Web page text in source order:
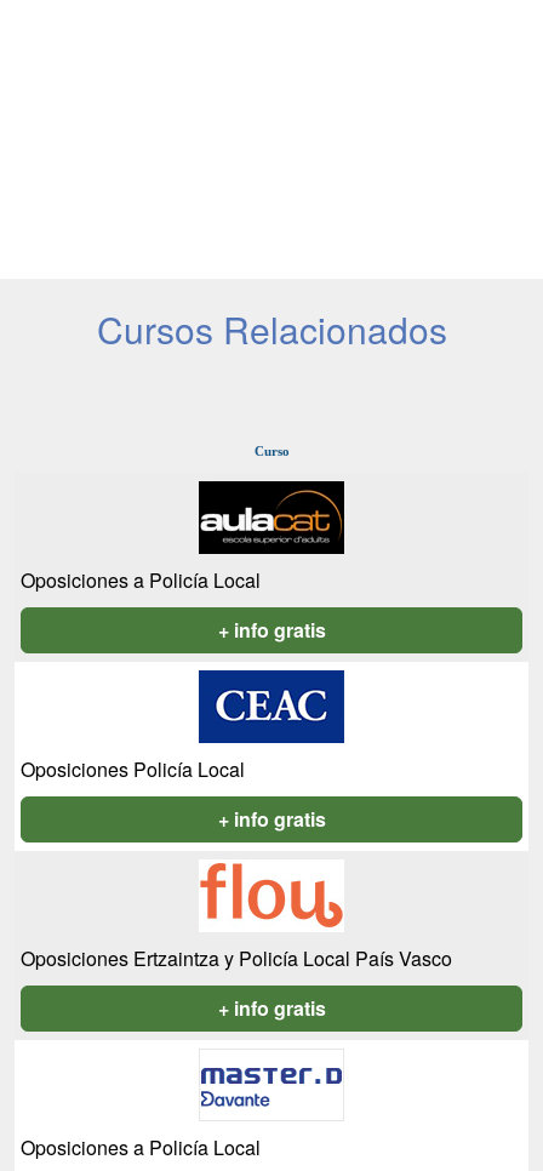
Cursos Relacionados
Curso
Oposiciones a Policía Local
+ info gratis
Oposiciones Policía Local
+ info gratis
Oposiciones Ertzaintza y Policía Local País Vasco
+ info gratis
Oposiciones a Policía Local